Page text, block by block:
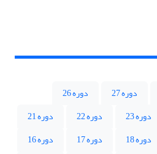
دوره 27
دوره 26
دوره 23 دوره 22
دوره 21
دوره 18 دوره 17
دوره 16